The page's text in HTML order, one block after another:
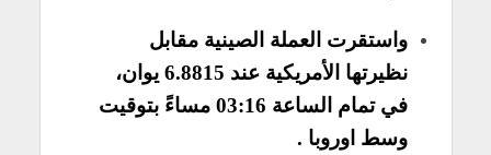
واستقرت العملة الصينية مقابل
نظيرتها الأمريكية عند 6.8815 يوان،
في تمام الساعة 03:16 مساءً بتوقيت
وسط اوروبا .